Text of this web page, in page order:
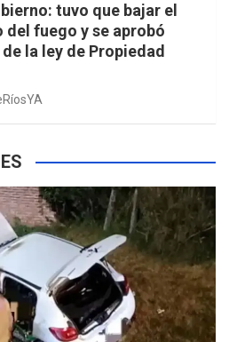
tuvo que bajar el
fuego y se aprobó
la ley de Propiedad